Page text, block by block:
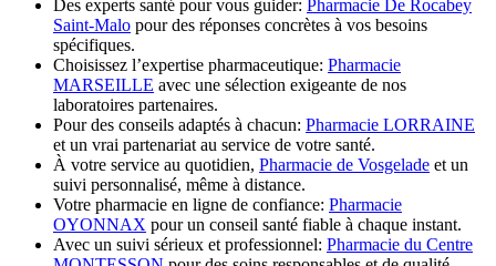
Des experts santé pour vous guider: Pharmacie De Rocabey
Saint-Malo pour des réponses concrètes à vos besoins
spécifiques.
Choisissez l’expertise pharmaceutique: Pharmacie
MARSEILLE avec une sélection exigeante de nos
laboratoires partenaires.
Pour des conseils adaptés à chacun: Pharmacie LORRAINE
et un vrai partenariat au service de votre santé.
À votre service au quotidien, Pharmacie de Vosgelade et un
suivi personnalisé, même à distance.
Votre pharmacie en ligne de confiance: Pharmacie
OYONNAX pour un conseil santé fiable à chaque instant.
Avec un suivi sérieux et professionnel: Pharmacie du Centre